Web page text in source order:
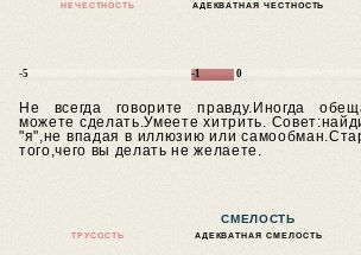
НЕЧЕСТНОСТЬ АДЕКВАТНАЯ ЧЕСТНОСТЬ
-5 -1 0
Не всегда говорите правду.Иногда
можете сделать.Умеете хитрить.
"я",не впадая в иллюзию или
того,чего вы делать не желаете.
СМЕЛОСТЬ
ТРУСОСТЬ АДЕКВАТНАЯ СМЕЛОСТЬ